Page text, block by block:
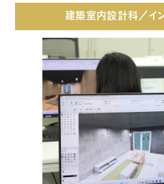
建築室内設計科／イ